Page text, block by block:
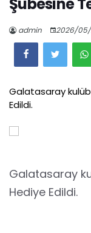
admin 2026/
Galatasaray
Edildi.
Galatasaray
Hediye Edildi.